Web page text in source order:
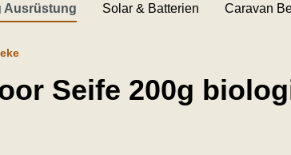
Ausrüstung Solar & Batterien Caravan
Seife 200g